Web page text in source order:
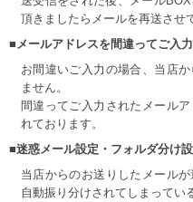
頂きましたらメールを再送させ
■メールアドレスを間違ってご入力
お間違いご入力の場合、当店
ません。
間違ってご入力されたメール
れております。
■迷惑メール設定・フォルダ分け設
当店からのお送りしたメール
自動振り分けされてしまってい